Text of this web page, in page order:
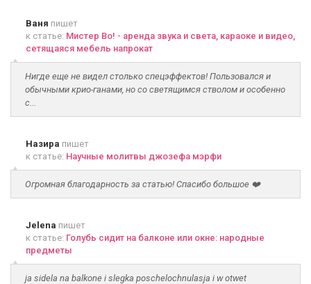
Ваня пишет
к статье: Мистер Во! - аренда звука и света, караоке и видео,
сетящаяся мебель напрокат
Нигде еще не видел столько спецэффектов! Пользовался и
обычными крио-ганами, но со светящимся стволом и особенно
с...
Назира пишет
к статье: Научные молитвы джозефа мэрфи
Огромная благодарность за статью! Спасибо большое ❤️
Jelena пишет
к статье: Голубь сидит на балконе или окне: народные
предметы
ja sidela na balkone i slegka poschelochnulasja i w otwet